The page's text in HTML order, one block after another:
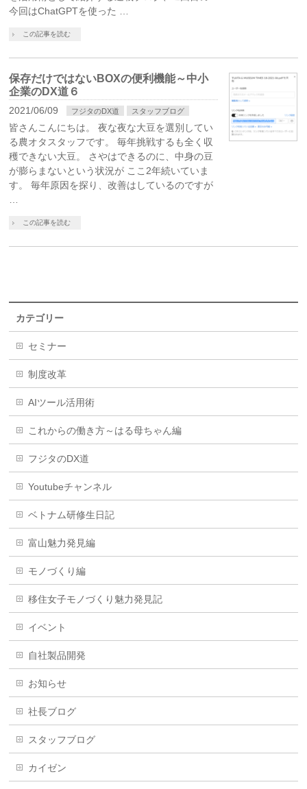
今回はChatGPTを使った …
この記事を読む
保存だけではないBOXの便利機能～中小
企業のDX道６
2021/06/09 フジタのDX道 スタッフブログ
皆さんこんにちは。 夜な夜な大豆を選別してい
る農オタスタッフです。 毎年挑戦するも全く収
穫できない大豆。 さやはできるのに、中身の豆
が膨らまないという状況が ここ2年続いていま
す。 毎年原因を探り、改善はしているのですが
この記事を読む
カテゴリー
セミナー
制度改革
AIツール活用術
これからの働き方～はる母ちゃん編
フジタのDX道
Youtubeチャンネル
ベトナム研修生日記
富山魅力発見編
モノづくり編
移住女子モノづくり魅力発見記
イベント
自社製品開発
お知らせ
社長ブログ
スタッフブログ
カイゼン